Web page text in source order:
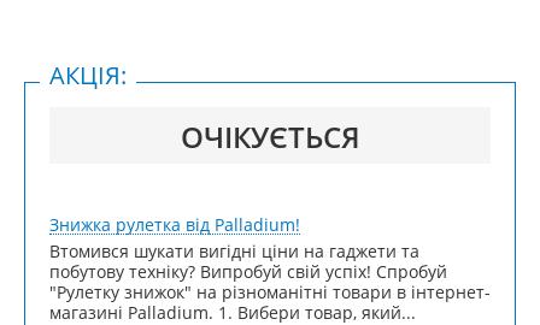
ОЧІКУЄТЬСЯ
АКЦІЯ:
Знижка рулетка від Palladium!
Втомився шукати вигідні ціни на гаджети та
побутову техніку? Випробуй свій успіх! Спробуй
"Рулетку знижок" на різноманітні товари в інтернет-
магазині Palladium. 1. Вибери товар, який...